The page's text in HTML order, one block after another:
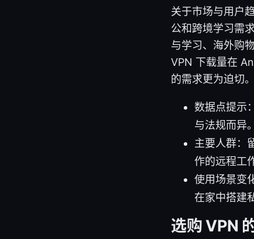
关于市场与用户
公和跨境学习需
与学习、海外购
VPN 下载量在
的需求更为迫切。
数据点提示
与法规而异。
主要人群：
作的远程工
使用场景变
在家中搭建
选购 VPN